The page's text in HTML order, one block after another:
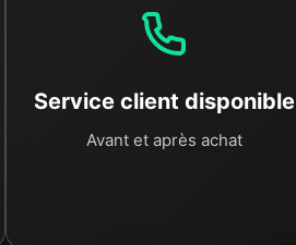
Service client disponible
Avant et après achat